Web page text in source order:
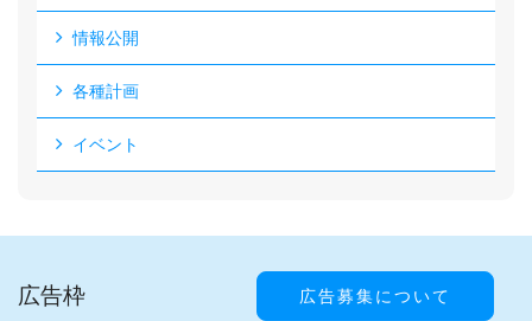
情報公開
各種計画
イベント
広告枠 広告募集について